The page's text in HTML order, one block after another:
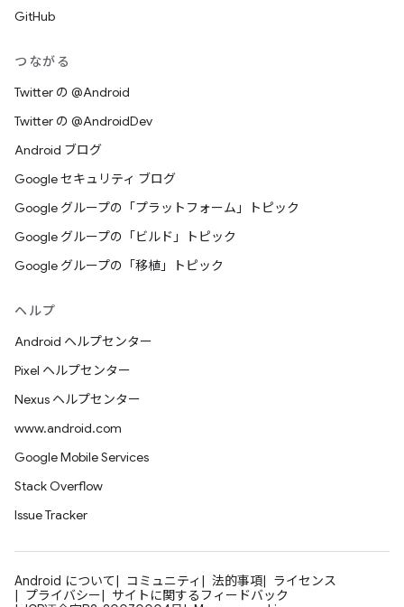
GitHub
つながる
Twitter の @Android
Twitter の @AndroidDev
Android ブログ
Google セキュリティ ブログ
Google グループの「プラットフォーム」トピック
Google グループの「ビルド」トピック
Google グループの「移植」トピック
ヘルプ
Android ヘルプセンター
Pixel ヘルプセンター
Nexus ヘルプセンター
www.android.com
Google Mobile Services
Stack Overflow
Issue Tracker
Android について コミュニティ 法的事項
ライセンス
プライバシー
サイトに関するフィードバック